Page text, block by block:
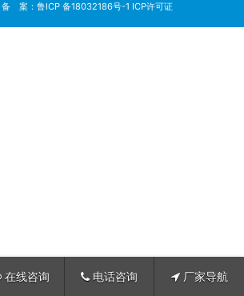
备 案： 鲁ICP 备18032186号-1 ICP许可证
在线咨询 电话咨询 厂家导航